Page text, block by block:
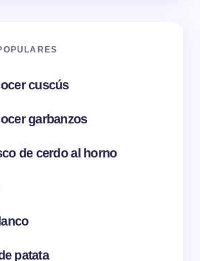
cuscús
garbanzos
de cerdo al horno
patata